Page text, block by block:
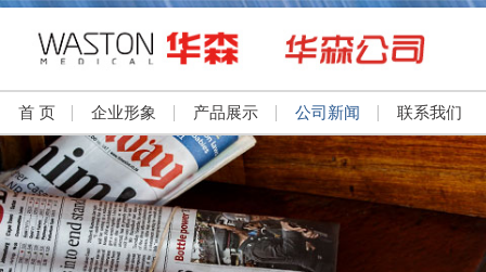
首 页 企业形象 产品展示 公司新闻 联系我们